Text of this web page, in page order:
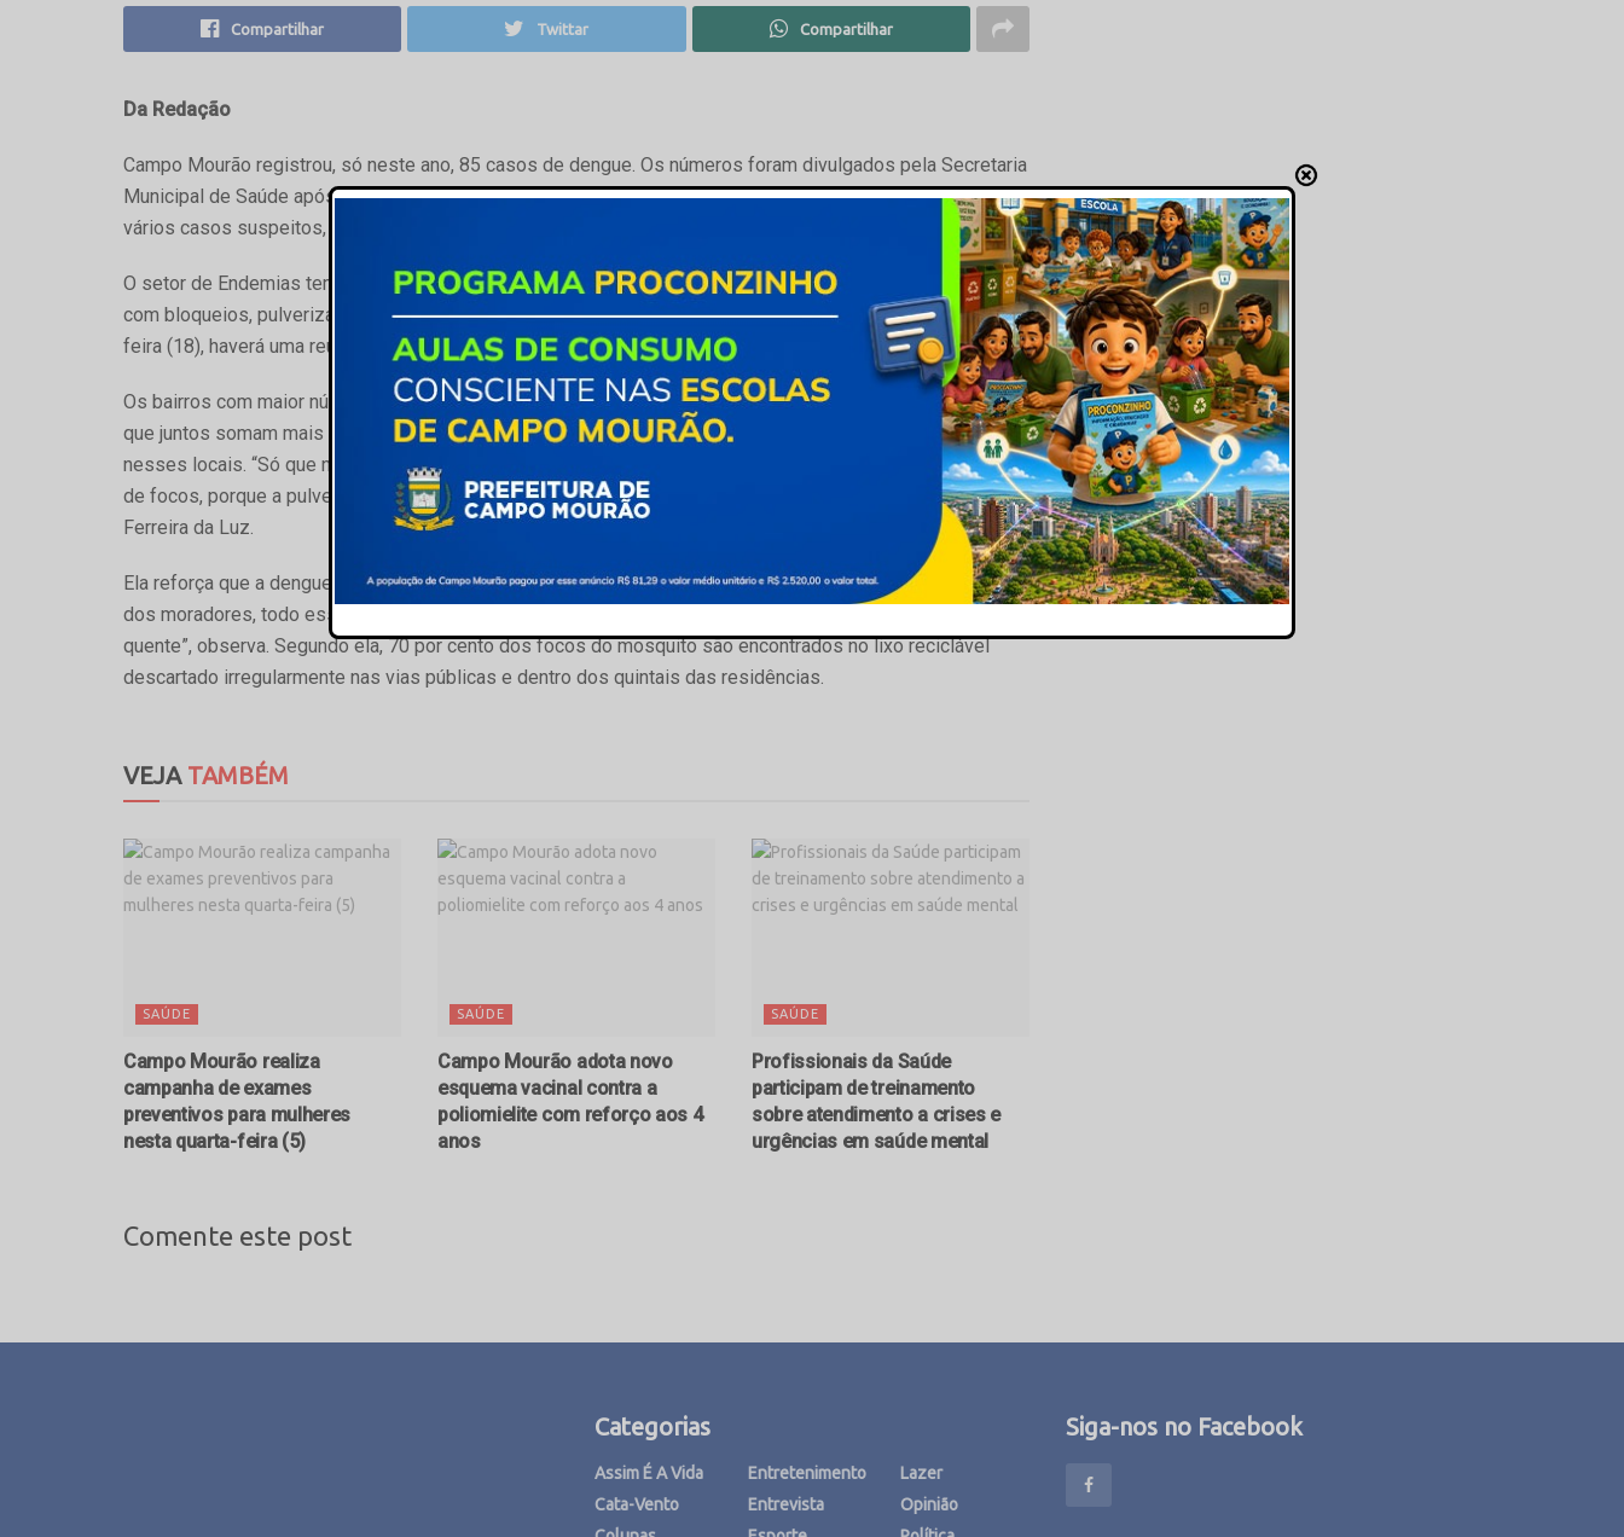
Compartilhar Twittar Compartilhar
Da Redação
Campo Mourão registrou, só neste ano, 85 casos de dengue. Os números foram divulgados pela Secretaria
Municipal de Saúde após receber os resultados dos exames do Laboratório Central (Lacen). Há ainda
vários casos suspeitos, além de muitos descartados.
O setor de Endemias tem intensificado as ações de combate a proliferação do mosquito Aedes aegypti,
com bloqueios, pulverização, caminhadas ecológicas, além do trabalho diário dos agentes. Nesta sexta-
feira (18), haverá uma reunião do Comitê Gestor para discutir a situação e traçar estratégias.
Os bairros com maior número de casos confirmados são os jardins Alvorada, Bandeirantes e Santa Nilce,
que juntos somam mais de 50. Na próxima semana deverá ser realizada pulverização com camionete
nesses locais. “Só que não adianta passar o produto e o morador não tomar providencias para eliminação
de focos, porque a pulverização elimina o mosquito já alado”, orienta a coordenadora do trabalho, Marinalva
Ferreira da Luz.
Ela reforça que a dengue não é um problema da prefeitura, mas de todos. “Se não tivermos a colaboração
dos moradores, todo esse trabalho não terá efeito nenhum, especialmente com esse tempo chuvoso e
quente”, observa. Segundo ela, 70 por cento dos focos do mosquito são encontrados no lixo reciclável
descartado irregularmente nas vias públicas e dentro dos quintais das residências.
VEJATAMBÉM
SAÚDE
Campo Mourão realiza
campanha de exames
preventivos para mulheres
nesta quarta-feira (5)
SAÚDE
Campo Mourão adota novo
esquema vacinal contra a
poliomielite com reforço aos 4
anos
SAÚDE
Profissionais da Saúde
participam de treinamento
sobre atendimento a crises e
urgências em saúde mental
Comente este post
Categorias
Assim É A Vida
Cata-Vento
Entretenimento
Entrevista
Lazer
Opinião
Siga-nos no Facebook